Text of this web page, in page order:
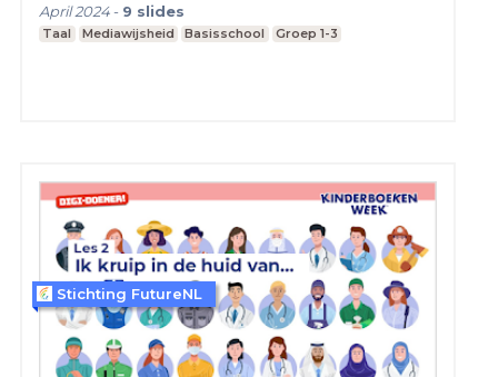
April 2024- 9 slides
Taal Mediawijsheid Basisschool Groep 1-3
Stichting FutureNL